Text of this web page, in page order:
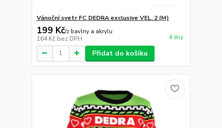
Vánoční svetr FC DEDRA exclusive VEL. 2 (M)
199 Kč/z bavlny a akrylu
164 Kč bez DPH 4 dny
Přidat do košíku